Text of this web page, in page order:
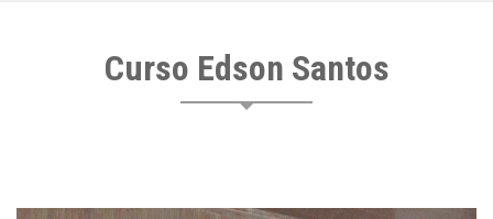
Curso Edson Santos